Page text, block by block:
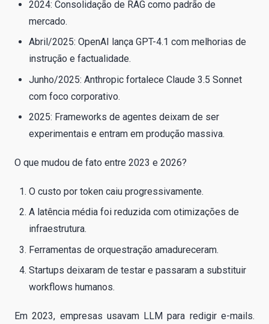
2024: Consolidação de RAG como padrão de
mercado.
Abril/2025: OpenAI lança GPT-4.1 com melhorias de
instrução e factualidade.
Junho/2025: Anthropic fortalece Claude 3.5 Sonnet
com foco corporativo.
2025: Frameworks de agentes deixam de ser
experimentais e entram em produção massiva.
O que mudou de fato entre 2023 e 2026?
O custo por token caiu progressivamente.
A latência média foi reduzida com otimizações de
infraestrutura.
Ferramentas de orquestração amadureceram.
Startups deixaram de testar e passaram a substituir
workflows humanos.
Em 2023, empresas usavam LLM para redigir e-mails.